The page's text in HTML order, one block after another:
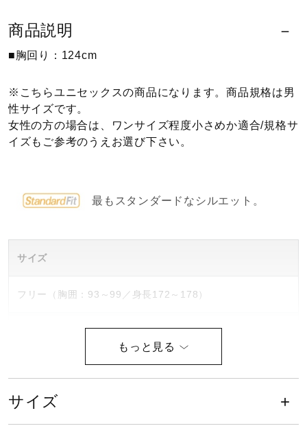
ウォーキングシューズ
サポーター
商品説明
■胸回り：124cm
※こちらユニセックスの商品になります。商品規格は男
性サイズです。
女性の方の場合は、ワンサイズ程度小さめか適合/規格サ
イズもご参考のうえお選び下さい。
最もスタンダードなシルエット。
サイズ
フリー（胸囲：93～99／身長172～178）
31：セーフティイエロー
62：チャイニーズレッド
サイズ